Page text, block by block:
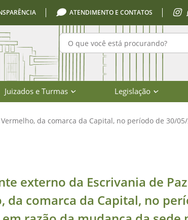
ATENDIMENTO E CONTATOS
Pesquisar no portal
Juizados e Turmas Legislação
da comarca da Capital, no período de 30/
Distrito de São João do
externo da Escrivania de
da comarca da Capital, no